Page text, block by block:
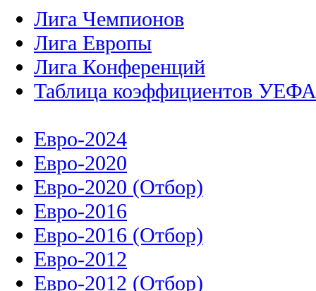
Лига Чемпионов
Лига Европы
Лига Конференций
Таблица коэффициентов УЕФА
Евро-2024
Евро-2020
Евро-2020 (Отбор)
Евро-2016
Евро-2016 (Отбор)
Евро-2012
Евро-2012 (Отбор)